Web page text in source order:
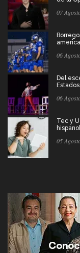
07
06
Del
06
Tec y
05